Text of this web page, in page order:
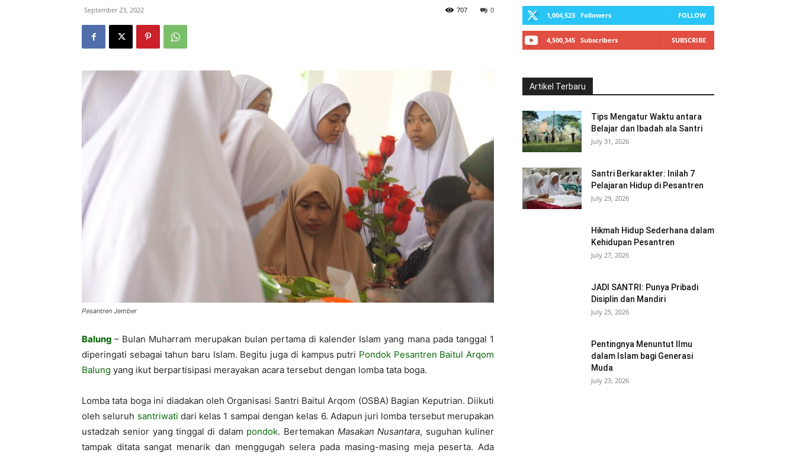
Arqom
Balung
Jember
September 23, 2022 0
707
Pesantren Jember
Balung – Bulan Muharram merupakan bulan pertama di kalender Islam yang mana pada tanggal 1
diperingati sebagai tahun baru Islam. Begitu juga di kampus putri Pondok Pesantren Baitul Arqom
Balung yang ikut berpartisipasi merayakan acara tersebut dengan lomba tata boga.
Lomba tata boga ini diadakan oleh Organisasi Santri Baitul Arqom (OSBA) Bagian Keputrian. Diikuti
oleh seluruh santriwati dari kelas 1 sampai dengan kelas 6. Adapun juri lomba tersebut merupakan
ustadzah senior yang tinggal di dalam pondok. Bertemakan Masakan Nusantara, suguhan kuliner
tampak ditata sangat menarik dan menggugah selera pada masing-masing meja peserta. Ada
1,004,523 Followers FOLLOW
4,500,345 Subscribers SUBSCRIBE
Artikel Terbaru
Tips Mengatur Waktu antara
Belajar dan Ibadah ala Santri
July 31, 2026
Santri Berkarakter: Inilah 7
Pelajaran Hidup di Pesantren
July 29, 2026
Hikmah Hidup Sederhana dalam
Kehidupan Pesantren
July 27, 2026
JADI SANTRI: Punya Pribadi
Disiplin dan Mandiri
July 25, 2026
Pentingnya Menuntut Ilmu
dalam Islam bagi Generasi
Muda
July 23, 2026